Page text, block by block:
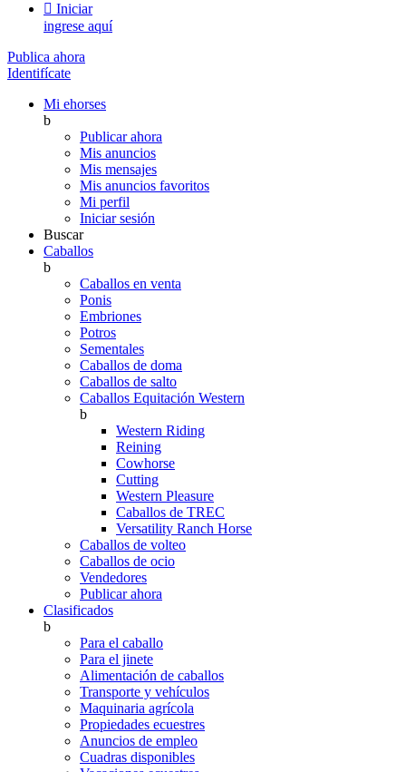
 Iniciar
ingrese aquí
Publica ahora
Identifícate
Mi ehorses
b
Publicar ahora
Mis anuncios
Mis mensajes
Mis anuncios favoritos
Mi perfil
Iniciar sesión
Buscar
Caballos
b
Caballos en venta
Ponis
Embriones
Potros
Sementales
Caballos de doma
Caballos de salto
Caballos Equitación Western
b
Western Riding
Reining
Cowhorse
Cutting
Western Pleasure
Caballos de TREC
Versatility Ranch Horse
Caballos de volteo
Caballos de ocio
Vendedores
Publicar ahora
Clasificados
b
Para el caballo
Para el jinete
Alimentación de caballos
Transporte y vehículos
Maquinaria agrícola
Propiedades ecuestres
Anuncios de empleo
Cuadras disponibles